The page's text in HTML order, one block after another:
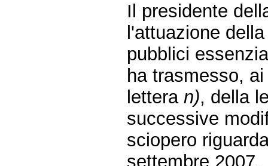
Il presidente
l'attuazione
pubblici
ha trasmesso,
letteran), della
successive
sciopero
settembre 2007.